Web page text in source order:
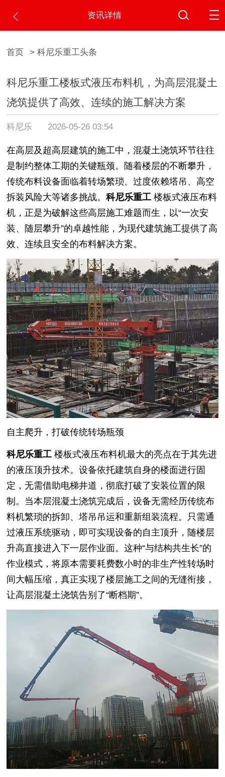
资讯详情
首页 > 科尼乐重工头条
科尼乐重工楼板式液压布料机，为高层混凝土
浇筑提供了高效、连续的施工解决方案
科尼乐 2026-05-26 03:54
在高层及超高层建筑的施工中，混凝土浇筑环节往往
是制约整体工期的关键瓶颈。随着楼层的不断攀升，
传统布料设备面临着转场繁琐、过度依赖塔吊、高空
拆装风险大等诸多挑战。科尼乐重工 楼板式液压布料
机，正是为破解这些高层施工难题而生，以“一次安
装、随层攀升”的卓越性能，为现代建筑施工提供了高
效、连续且安全的布料解决方案。
自主爬升，打破传统转场瓶颈
科尼乐重工 楼板式液压布料机最大的亮点在于其先进
的液压顶升技术。设备依托建筑自身的楼面进行固
定，无需借助电梯井道，彻底打破了安装位置的限
制。当本层混凝土浇筑完成后，设备无需经历传统布
料机繁琐的拆卸、塔吊吊运和重新组装流程。只需通
过液压系统驱动，即可实现设备的自主顶升，随楼层
升高直接进入下一层作业面。这种“与结构共生长”的
作业模式，将原本需要耗费数小时的非生产性转场时
间大幅压缩，真正实现了楼层施工之间的无缝衔接，
让高层混凝土浇筑告别了“断档期”。